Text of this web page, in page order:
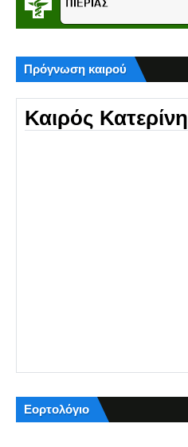
Πρόγνωση καιρού
Καιρός Κατερίνη
Εορτολόγιο